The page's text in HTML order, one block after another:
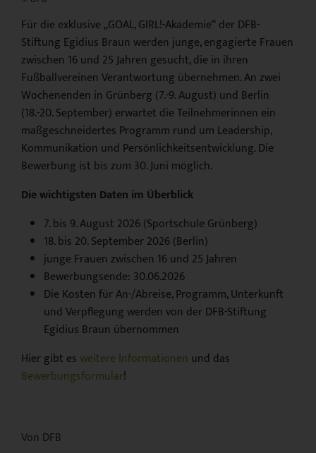
Für die exklusive „GOAL, GIRL!-Akademie“ der DFB-
Stiftung Egidius Braun werden junge, engagierte Frauen
zwischen 16 und 25 Jahren gesucht, die in ihren
Fußballvereinen Verantwortung übernehmen. An zwei
Wochenenden in Grünberg (7.-9. August) und Berlin
(18.-20. September) erwartet die Teilnehmerinnen ein
maßgeschneidertes Programm rund um Leadership,
Kommunikation und Persönlichkeitsentwicklung. Die
Bewerbung ist bis zum 30. Juni möglich.
Die wichtigsten Daten im Überblick
7. bis 9. August 2026 (Sportschule Grünberg)
18. bis 20. September 2026 (Berlin)
junge Frauen zwischen 16 und 25 Jahren
Bewerbungsende: 30.06.2026
Die Kosten für An-/Abreise, Programm, Unterkunft
und Verpflegung werden von der DFB-Stiftung
Egidius Braun übernommen
Hier gibt esweitere Informationen und das
Bewerbungsformular!
Von DFB